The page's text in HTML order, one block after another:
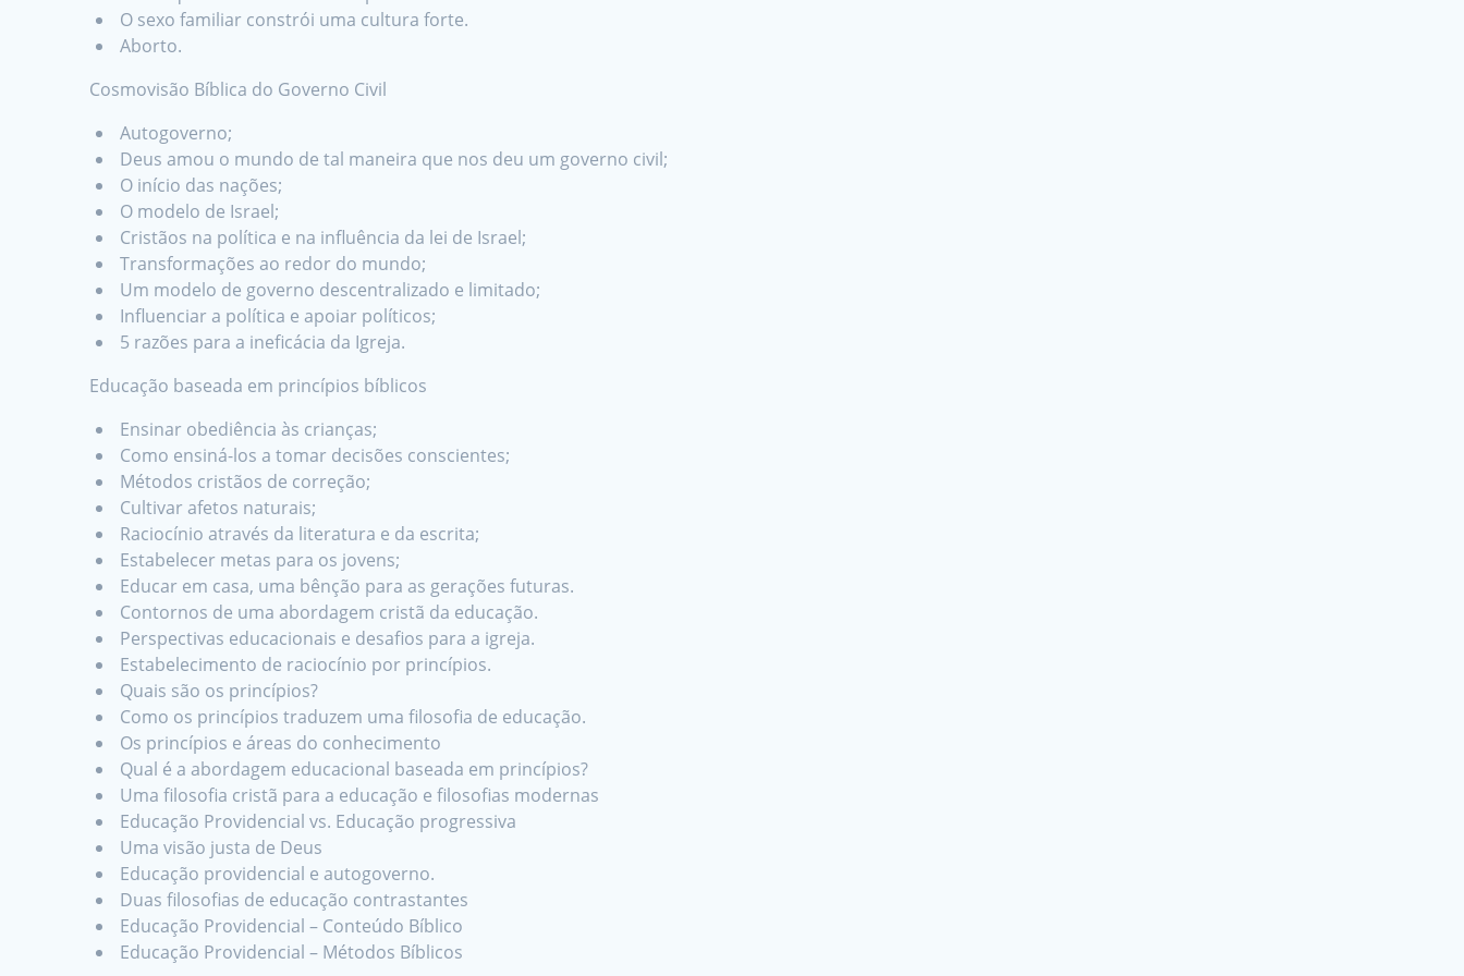
O sexo familiar constrói uma cultura forte.
Aborto.
Cosmovisão Bíblica do Governo Civil
Autogoverno;
Deus amou o mundo de tal maneira que nos deu um governo civil;
O início das nações;
O modelo de Israel;
Cristãos na política e na influência da lei de Israel;
Transformações ao redor do mundo;
Um modelo de governo descentralizado e limitado;
Influenciar a política e apoiar políticos;
5 razões para a ineficácia da Igreja.
Educação baseada em princípios bíblicos
Ensinar obediência às crianças;
Como ensiná-los a tomar decisões conscientes;
Métodos cristãos de correção;
Cultivar afetos naturais;
Raciocínio através da literatura e da escrita;
Estabelecer metas para os jovens;
Educar em casa, uma bênção para as gerações futuras.
Contornos de uma abordagem cristã da educação.
Perspectivas educacionais e desafios para a igreja.
Estabelecimento de raciocínio por princípios.
Quais são os princípios?
Como os princípios traduzem uma filosofia de educação.
Os princípios e áreas do conhecimento
Qual é a abordagem educacional baseada em princípios?
Uma filosofia cristã para a educação e filosofias modernas
Educação Providencial vs. Educação progressiva
Uma visão justa de Deus
Educação providencial e autogoverno.
Duas filosofias de educação contrastantes
Educação Providencial – Conteúdo Bíblico
Educação Providencial – Métodos Bíblicos